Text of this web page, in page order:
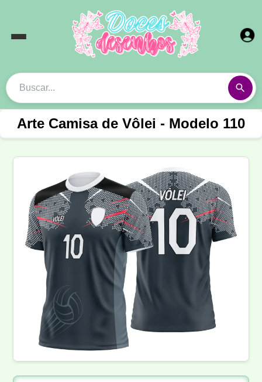
Arte Camisa de Vôlei - Modelo 110